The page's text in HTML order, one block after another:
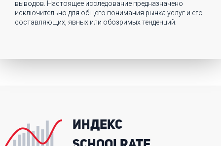
выводов. Настоящее исследование предназначено
исключительно для общего понимания рынка услуг и его
составляющих, явных или обозримых тенденций.
ИНДЕКС